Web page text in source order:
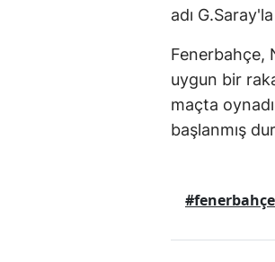
adı
Fenerbahçe,
uygun bir
maçta
başlanmış
#fenerbahçe